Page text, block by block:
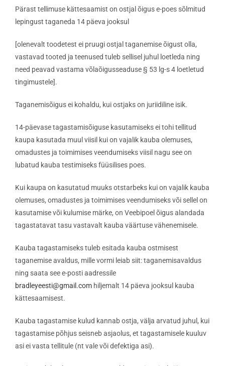
Pärast tellimuse kättesaamist on ostjal õigus e-poes sõlmitud
lepingust taganeda 14 päeva jooksul
[olenevalt toodetest ei pruugi ostjal taganemise õigust olla,
vastavad tooted ja teenused tuleb sellisel juhul loetleda ning
need peavad vastama võlaõigusseaduse § 53 lg-s 4 loetletud
tingimustele].
Taganemisõigus ei kohaldu, kui ostjaks on juriidiline isik.
14-päevase tagastamisõiguse kasutamiseks ei tohi tellitud
kaupa kasutada muul viisil kui on vajalik kauba olemuses,
omadustes ja toimimises veendumiseks viisil nagu see on
lubatud kauba testimiseks füüsilises poes.
Kui kaupa on kasutatud muuks otstarbeks kui on vajalik kauba
olemuses, omadustes ja toimimises veendumiseks või sellel on
kasutamise või kulumise märke, on Veebipoel õigus alandada
tagastatavat tasu vastavalt kauba väärtuse vähenemisele.
Kauba tagastamiseks tuleb esitada kauba ostmisest
taganemise avaldus, mille vormi leiab siit: taganemisavaldus
ning saata see e-posti aadressile
bradleyeesti@gmail.com hiljemalt 14 päeva jooksul kauba
kättesaamisest.
Kauba tagastamise kulud kannab ostja, välja arvatud juhul, kui
tagastamise põhjus seisneb asjaolus, et tagastamisele kuuluv
asi ei vasta tellitule (nt vale või defektiga asi).